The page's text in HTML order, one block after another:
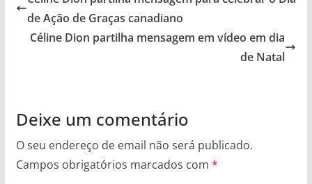
de Ação de Graças canadiano
Céline Dion partilha mensagem em vídeo em dia
de Natal
Deixe um comentário
O seu endereço de email não será publicado.
Campos obrigatórios marcados com *